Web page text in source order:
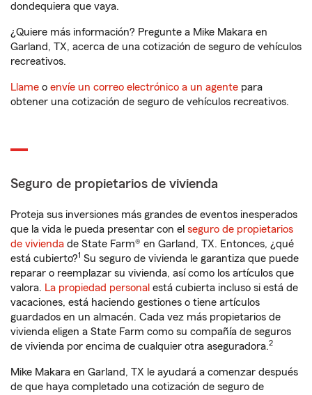
dondequiera que vaya.
¿Quiere más información? Pregunte a Mike Makara en
Garland, TX, acerca de una cotización de seguro de vehículos
recreativos.
Llame o envíe un correo electrónico a un agente para
obtener una cotización de seguro de vehículos recreativos.
Seguro de propietarios de vivienda
Proteja sus inversiones más grandes de eventos inesperados
que la vida le pueda presentar con el seguro de propietarios
de vivienda de State Farm® en Garland, TX. Entonces, ¿qué
está cubierto?1 Su seguro de vivienda le garantiza que puede
reparar o reemplazar su vivienda, así como los artículos que
valora. La propiedad personal está cubierta incluso si está de
vacaciones, está haciendo gestiones o tiene artículos
guardados en un almacén. Cada vez más propietarios de
vivienda eligen a State Farm como su compañía de seguros
de vivienda por encima de cualquier otra aseguradora.2
Mike Makara en Garland, TX le ayudará a comenzar después
de que haya completado una cotización de seguro de